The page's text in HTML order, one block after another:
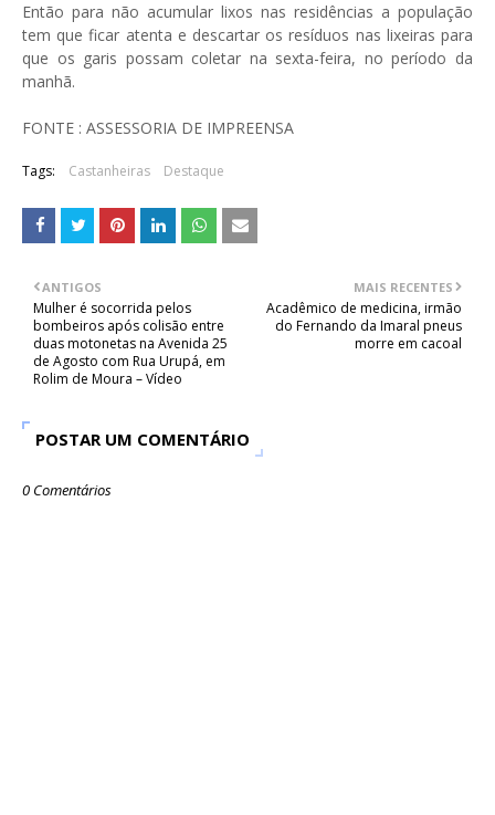
Então para não acumular lixos nas residências a população
tem que ficar atenta e descartar os resíduos nas lixeiras para
que os garis possam coletar na sexta-feira, no período da
manhã.
FONTE : ASSESSORIA DE IMPREENSA
Tags: Castanheiras Destaque
MAIS RECENTES
Acadêmico de medicina, irmão
do Fernando da Imaral pneus
morre em cacoal
ANTIGOS
Mulher é socorrida pelos
bombeiros após colisão entre
duas motonetas na Avenida 25
de Agosto com Rua Urupá, em
Rolim de Moura – Vídeo
POSTAR UM COMENTÁRIO
0 Comentários